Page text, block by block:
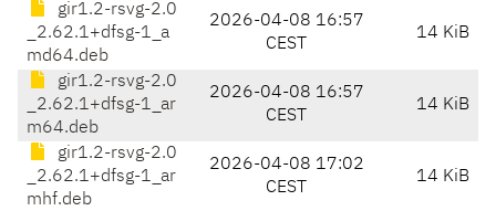
gir1.2-rsvg-2.0
_2.62.1+dfsg-1_a
md64.deb
2026-04-08 16:57
CEST
14 KiB
gir1.2-rsvg-2.0
_2.62.1+dfsg-1_ar
m64.deb
2026-04-08 16:57
CEST
14 KiB
gir1.2-rsvg-2.0
_2.62.1+dfsg-1_ar
mhf.deb
2026-04-08 17:02
CEST
14 KiB